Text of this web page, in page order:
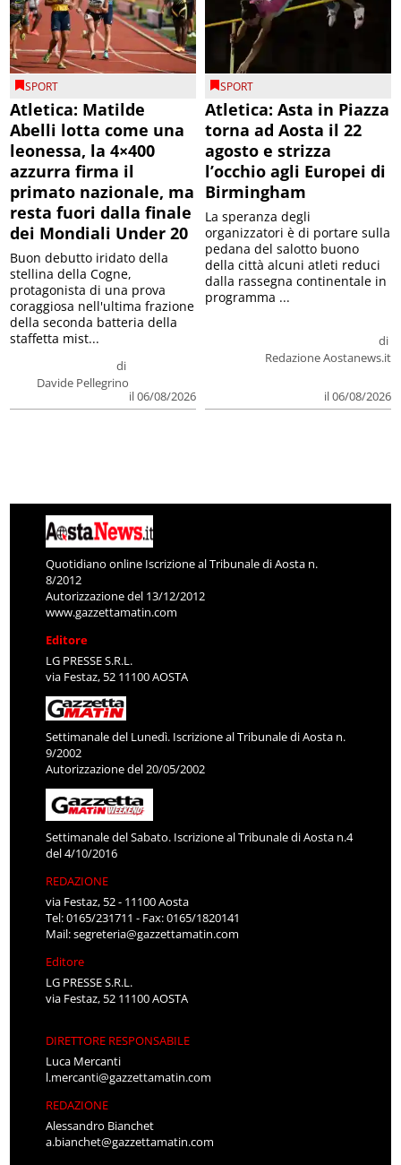
SPORT
Atletica: Matilde
Abelli lotta come una
leonessa, la 4×400
azzurra firma il
primato nazionale, ma
resta fuori dalla finale
dei Mondiali Under 20
di
Davide Pellegrino
il 06/08/2026
Buon debutto iridato della
stellina della Cogne,
protagonista di una prova
coraggiosa nell'ultima frazione
della seconda batteria della
staffetta mist...
SPORT
Atletica: Asta in Piazza
torna ad Aosta il 22
agosto e strizza
l’occhio agli Europei di
Birmingham
di
Redazione Aostanews.it
il 06/08/2026
La speranza degli
organizzatori è di portare sulla
pedana del salotto buono
della città alcuni atleti reduci
dalla rassegna continentale in
programma ...
Quotidiano online Iscrizione al Tribunale di Aosta n.
8/2012
Autorizzazione del 13/12/2012
www.gazzettamatin.com
Editore
LG PRESSE S.R.L.
via Festaz, 52 11100 AOSTA
Settimanale del Lunedì. Iscrizione al Tribunale di Aosta n.
9/2002
Autorizzazione del 20/05/2002
Settimanale del Sabato. Iscrizione al Tribunale di Aosta n.4
del 4/10/2016
REDAZIONE
via Festaz, 52 - 11100 Aosta
Tel: 0165/231711 - Fax: 0165/1820141
Mail:segreteria@gazzettamatin.com
Editore
LG PRESSE S.R.L.
via Festaz, 52 11100 AOSTA
DIRETTORE RESPONSABILE
Luca Mercanti
l.mercanti@gazzettamatin.com
REDAZIONE
Alessandro Bianchet
a.bianchet@gazzettamatin.com